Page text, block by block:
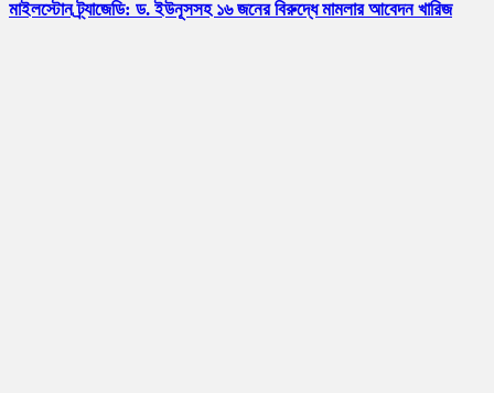
মাইলস্টোন ট্র্যাজেডি: ড. ইউনূসসহ ১৬ জনের বিরুদ্ধে মামলার আবেদন খারিজ